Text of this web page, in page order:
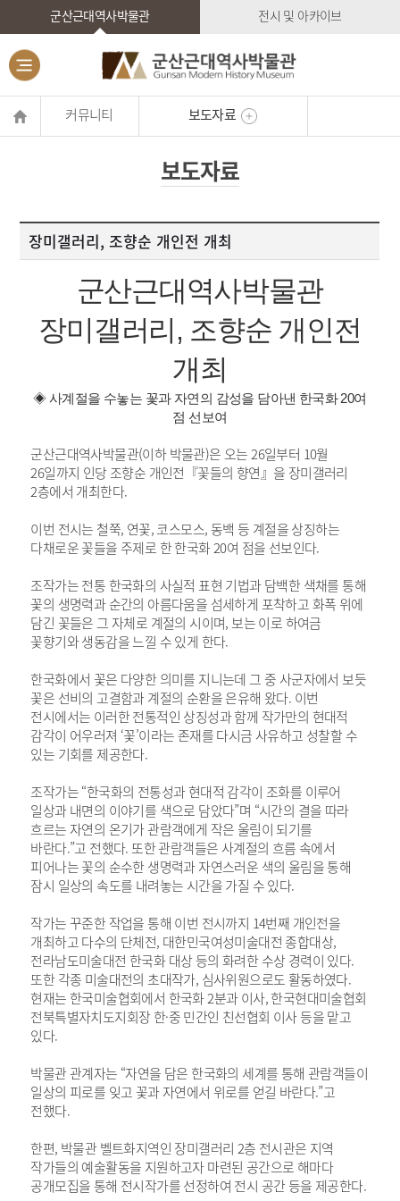
군산근대역사박물관 전시 및 아카이브
커뮤니티 보도자료
보도자료
장미갤러리, 조향순 개인전 개최
군산근대역사박물관
장미갤러리, 조향순 개인전
개최
◈ 사계절을 수놓는 꽃과 자연의 감성을 담아낸 한국화 20여
점 선보여
군산근대역사박물관(이하 박물관)은 오는 26일부터 10월
26일까지 인당 조향순 개인전『꽃들의 향연』을 장미갤러리
2층에서 개최한다.
이번 전시는 철쭉, 연꽃, 코스모스, 동백 등 계절을 상징하는
다채로운 꽃들을 주제로 한 한국화 20여 점을 선보인다.
조작가는 전통 한국화의 사실적 표현 기법과 담백한 색채를 통해
꽃의 생명력과 순간의 아름다움을 섬세하게 포착하고 화폭 위에
담긴 꽃들은 그 자체로 계절의 시이며, 보는 이로 하여금
꽃향기와 생동감을 느낄 수 있게 한다.
한국화에서 꽃은 다양한 의미를 지니는데 그 중 사군자에서 보듯
꽃은 선비의 고결함과 계절의 순환을 은유해 왔다. 이번
전시에서는 이러한 전통적인 상징성과 함께 작가만의 현대적
감각이 어우러져 ‘꽃’이라는 존재를 다시금 사유하고 성찰할 수
있는 기회를 제공한다.
조작가는 “한국화의 전통성과 현대적 감각이 조화를 이루어
일상과 내면의 이야기를 색으로 담았다”며 “시간의 결을 따라
흐르는 자연의 온기가 관람객에게 작은 울림이 되기를
바란다.”고 전했다. 또한 관람객들은 사계절의 흐름 속에서
피어나는 꽃의 순수한 생명력과 자연스러운 색의 울림을 통해
잠시 일상의 속도를 내려놓는 시간을 가질 수 있다.
작가는 꾸준한 작업을 통해 이번 전시까지 14번째 개인전을
개최하고 다수의 단체전, 대한민국여성미술대전 종합대상,
전라남도미술대전 한국화 대상 등의 화려한 수상 경력이 있다.
또한 각종 미술대전의 초대작가, 심사위원으로도 활동하였다.
현재는 한국미술협회에서 한국화 2분과 이사, 한국현대미술협회
전북특별자치도지회장 한·중 민간인 친선협회 이사 등을 맡고
있다.
박물관 관계자는 “자연을 담은 한국화의 세계를 통해 관람객들이
일상의 피로를 잊고 꽃과 자연에서 위로를 얻길 바란다.”고
전했다.
한편, 박물관 벨트화지역인 장미갤러리 2층 전시관은 지역
작가들의 예술활동을 지원하고자 마련된 공간으로 해마다
공개모집을 통해 전시작가를 선정하여 전시 공간 등을 제공한다.